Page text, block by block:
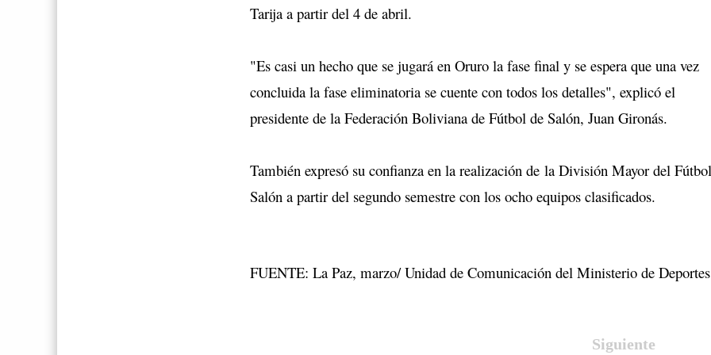
Tarija a partir del 4 de abril.
"Es casi un hecho que se jugará en Oruro la fase final y se espera que una vez
concluida la fase eliminatoria se cuente con todos los detalles", explicó el
presidente de la Federación Boliviana de Fútbol de Salón, Juan Gironás.
También expresó su confianza en la realización de la División Mayor del
Salón a partir del segundo semestre con los ocho equipos clasificados.
FUENTE: La Paz, marzo/ Unidad de Comunicación del Ministerio de Deportes
Siguiente